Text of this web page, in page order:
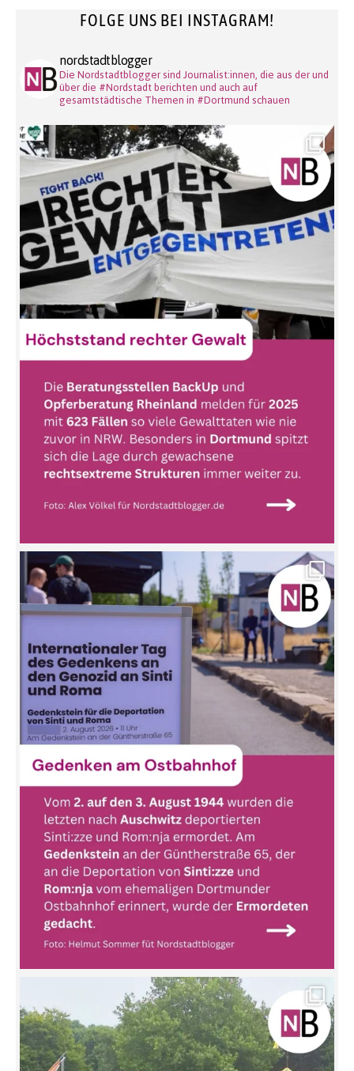
FOLGE UNS BEI INSTAGRAM!
nordstadtblogger
Die Nordstadtblogger sind Journalist:innen, die aus der und
über die #Nordstadt berichten und auch auf
gesamtstädtische Themen in #Dortmund schauen